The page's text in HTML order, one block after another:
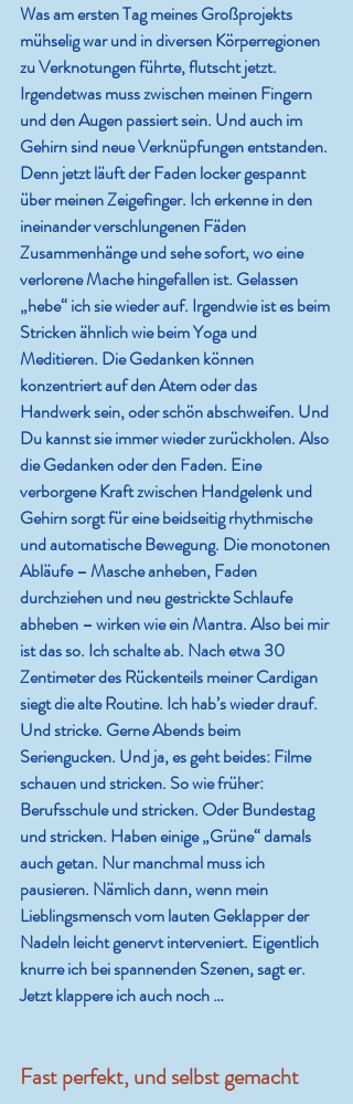
Was am ersten Tag meines Großprojekts
mühselig war und in diversen Körperregionen
zu Verknotungen führte, flutscht jetzt.
Irgendetwas muss zwischen meinen Fingern
und den Augen passiert sein. Und auch im
Gehirn sind neue Verknüpfungen entstanden.
Denn jetzt läuft der Faden locker gespannt
über meinen Zeigefinger. Ich erkenne in den
ineinander verschlungenen Fäden
Zusammenhänge und sehe sofort, wo eine
verlorene Mache hingefallen ist. Gelassen
„hebe“ ich sie wieder auf. Irgendwie ist es beim
Stricken ähnlich wie beim Yoga und
Meditieren. Die Gedanken können
konzentriert auf den Atem oder das
Handwerk sein, oder schön abschweifen. Und
Du kannst sie immer wieder zurückholen. Also
die Gedanken oder den Faden. Eine
verborgene Kraft zwischen Handgelenk und
Gehirn sorgt für eine beidseitig rhythmische
und automatische Bewegung. Die monotonen
Abläufe – Masche anheben, Faden
durchziehen und neu gestrickte Schlaufe
abheben – wirken wie ein Mantra. Also bei mir
ist das so. Ich schalte ab. Nach etwa 30
Zentimeter des Rückenteils meiner Cardigan
siegt die alte Routine. Ich hab’s wieder drauf.
Und stricke. Gerne Abends beim
Seriengucken. Und ja, es geht beides: Filme
schauen und stricken. So wie früher:
Berufsschule und stricken. Oder Bundestag
und stricken. Haben einige „Grüne“ damals
auch getan. Nur manchmal muss ich
pausieren. Nämlich dann, wenn mein
Lieblingsmensch vom lauten Geklapper der
Nadeln leicht genervt interveniert. Eigentlich
knurre ich bei spannenden Szenen, sagt er.
Jetzt klappere ich auch noch …
Fast perfekt, und selbst gemacht